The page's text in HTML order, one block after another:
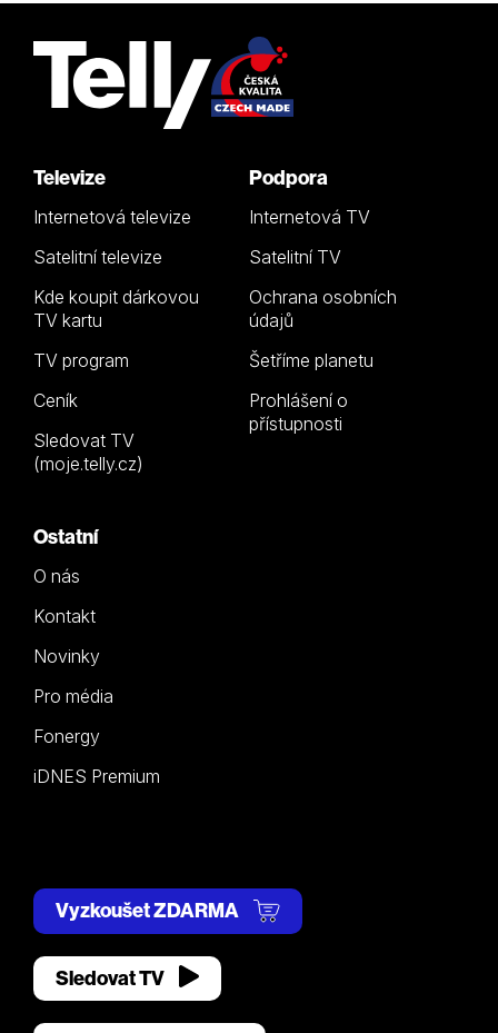
Televize
Internetová televize
Satelitní televize
Kde koupit dárkovou
TV kartu
TV program
Ceník
Sledovat TV
(moje.telly.cz)
Podpora
Internetová TV
Satelitní TV
Ochrana osobních
údajů
Šetříme planetu
Prohlášení o
přístupnosti
Ostatní
O nás
Kontakt
Novinky
Pro média
Fonergy
iDNES Premium
Vyzkoušet ZDARMA
Sledovat TV